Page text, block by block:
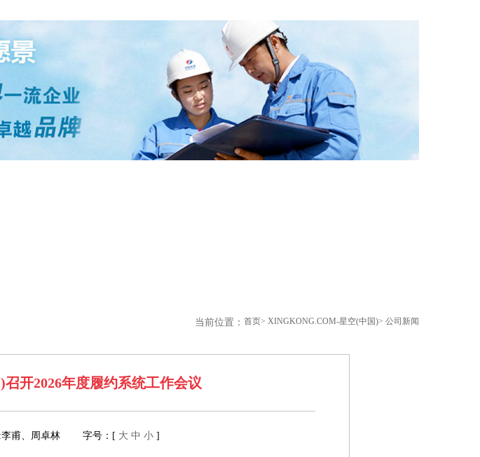
当前位置： 首页> XINGKONG.COM-星空(中国)> 公司新闻
开2026年度履约系统工作会议
李甫、周卓林 字号：[ 大 中 小 ]